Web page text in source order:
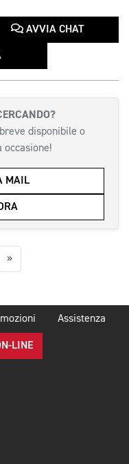
AVVIA CHAT
disponibile o
MAIL
»Successiva
Assistenza
LINE